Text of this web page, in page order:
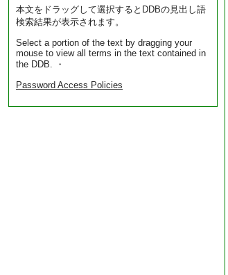
本文をドラッグして選択するとDDBの見出し語
検索結果が表示されます。
Select a portion of the text by dragging your
mouse to view all terms in the text contained in
the DDB. ・
Password Access Policies